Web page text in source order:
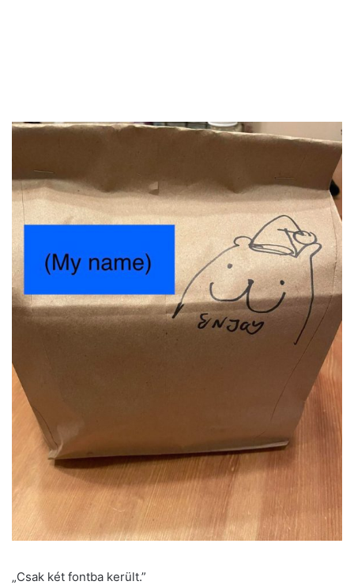
„Csak két fontba került.”